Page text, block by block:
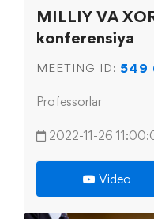
MILLIY VA
konferensiya
MEETING ID: 549
Professorlar
2022-11-26
Video